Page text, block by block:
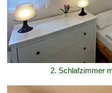
2. Schlafzimmer